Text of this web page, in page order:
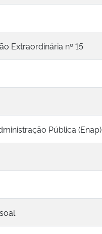
Extraordinária nº 15
Pública (Enap)